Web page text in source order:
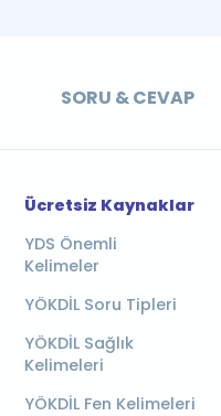
SORU & CEVAP
Ücretsiz Kaynaklar
YDS Önemli
Kelimeler
YÖKDİL Soru Tipleri
YÖKDİL Sağlık
Kelimeleri
YÖKDİL Fen Kelimeleri